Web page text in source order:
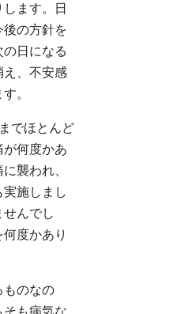
ます。日
後の方針を
日になる
え、不安感
。
でほとんど
何度かあ
襲われ、
施しまし
んでし
度かあり
ものなの
も病気な